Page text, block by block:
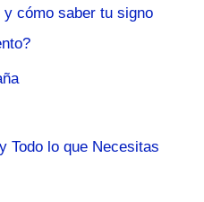
cómo saber tu signo
Todo lo que Necesitas